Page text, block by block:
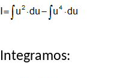
Integramos: